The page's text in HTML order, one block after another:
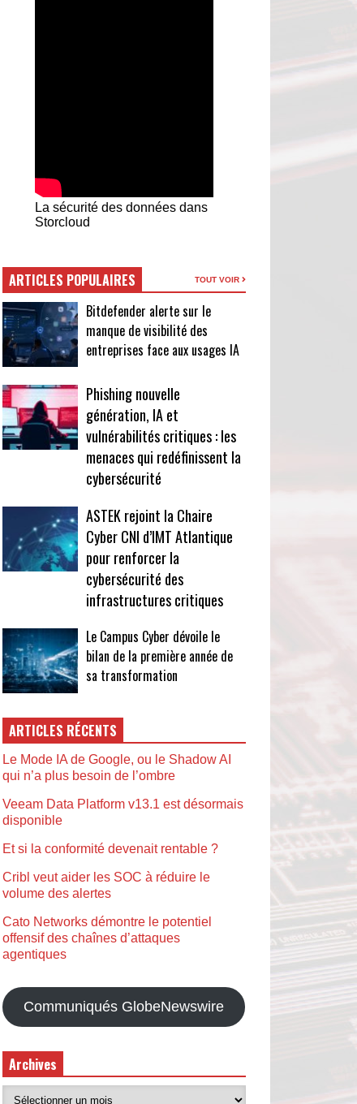
La sécurité des données dans
Storcloud
ARTICLES POPULAIRES TOUT VOIR
Bitdefender alerte sur le
manque de visibilité des
entreprises face aux usages IA
Phishing nouvelle
génération, IA et
vulnérabilités critiques : les
menaces qui redéfinissent la
cybersécurité
ASTEK rejoint la Chaire
Cyber CNI d’IMT Atlantique
pour renforcer la
cybersécurité des
infrastructures critiques
Le Campus Cyber dévoile le
bilan de la première année de
sa transformation
ARTICLES RÉCENTS
Le Mode IA de Google, ou le Shadow AI
qui n’a plus besoin de l’ombre
Veeam Data Platform v13.1 est désormais
disponible
Et si la conformité devenait rentable ?
Cribl veut aider les SOC à réduire le
volume des alertes
Cato Networks démontre le potentiel
offensif des chaînes d’attaques
agentiques
Communiqués GlobeNewswire
Archives